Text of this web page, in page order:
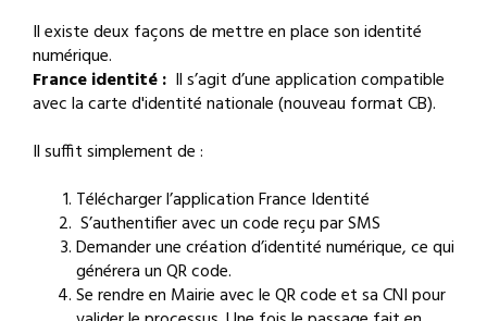
Il existe deux façons de mettre en place son identité
numérique.
France identité : Il s’agit d’une application compatible
avec la carte d'identité nationale (nouveau format CB).
Il suffit simplement de :
Télécharger l’application France Identité
S’authentifier avec un code reçu par SMS
Demander une création d’identité numérique, ce qui
générera un QR code.
Se rendre en Mairie avec le QR code et sa CNI pour